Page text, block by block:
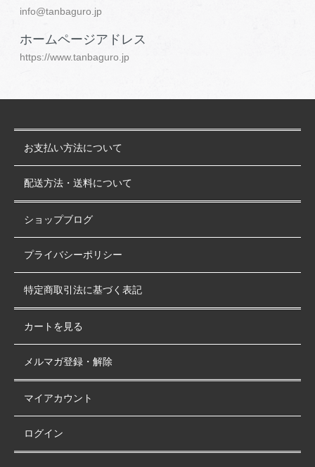
info@tanbaguro.jp
ホームページアドレス
https://www.tanbaguro.jp
お支払い方法について
配送方法・送料について
ショップブログ
プライバシーポリシー
特定商取引法に基づく表記
カートを見る
メルマガ登録・解除
マイアカウント
ログイン